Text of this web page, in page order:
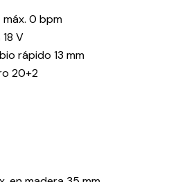
0 bpm
V
rápido 13 mm
20+2